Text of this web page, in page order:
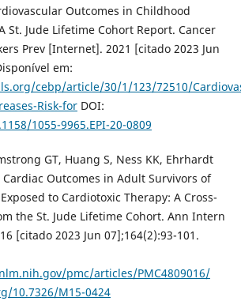
Outcomes in Childhood
St. Jude Lifetime Cohort Report. Cancer
Prev [Internet]. 2021 [citado 2023 Jun
em:
cebp/article/30/1/123/72510/
Risk-forDOI:
1055-9965.EPI-20-0809
GT, Huang S, Ness KK, Ehrhardt
Cardiac Outcomes in Adult Survivors of
to Cardiotoxic Therapy: A Cross-
the St. Jude Lifetime Cohort. Ann Intern
[citado 2023 Jun 07];164(2):93-101.
pmc/articles/PMC4809016/
10.7326/M15-0424